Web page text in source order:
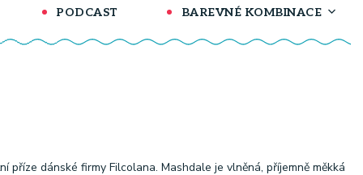
PODCAST BAREVNÉ KOMBINACE
příze dánské firmy Filcolana. Mashdale je vlněná, příjemně měkká